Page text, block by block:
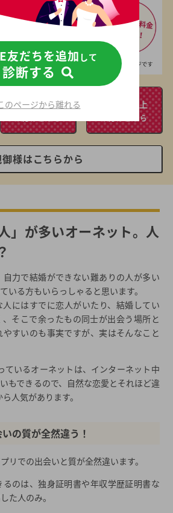
30代 代以上
の方はこちら
様はこちらから
」が多いオーネット。人
力で結婚ができない難ありの人が多い
いる方もいらっしゃると思います。
にはすでに恋人がいたり、結婚してい
そこで余ったもの同士が出会う場所と
すいのも事実ですが、実はそんなこと
ているオーネットは、インターネット中
もできるので、自然な恋愛とそれほど違
人気があります。
の質が全然違う！
リでの出会いと質が全然違います。
のは、独身証明書や年収学歴証明書な
た人のみ。
友だちを追加 して
診断する
のページから離れる